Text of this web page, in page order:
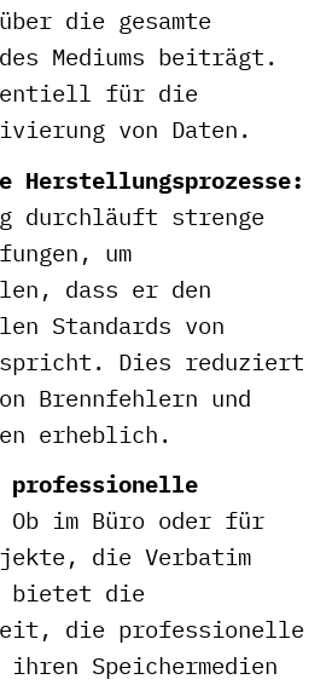
die gesamte
Mediums beiträgt.
für die
von Daten.
durchläuft strenge
um
dass er den
Standards von
Dies reduziert
Brennfehlern und
erheblich.
professionelle
Ob im Büro oder für
die Verbatim
bietet die
die professionelle
ihren Speichermedien